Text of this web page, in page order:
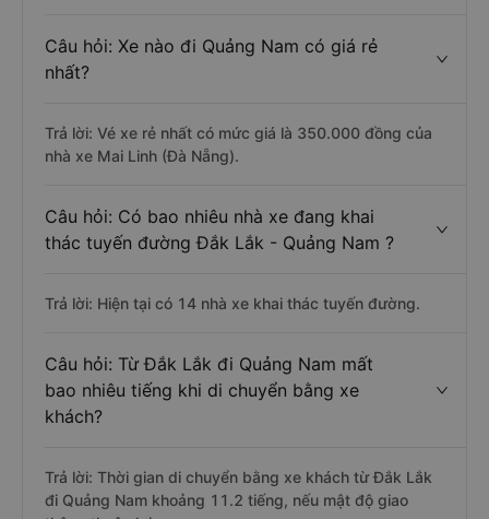
Câu hỏi: Xe nào đi Quảng Nam có giá rẻ
nhất?
Trả lời: Vé xe rẻ nhất có mức giá là 350.000 đồng của
nhà xe Mai Linh (Đà Nẵng).
Câu hỏi: Có bao nhiêu nhà xe đang khai
thác tuyến đường Đắk Lắk - Quảng Nam ?
Trả lời: Hiện tại có 14 nhà xe khai thác tuyến đường.
Câu hỏi: Từ Đắk Lắk đi Quảng Nam mất
bao nhiêu tiếng khi di chuyển bằng xe
khách?
Trả lời: Thời gian di chuyển bằng xe khách từ Đắk Lắk
đi Quảng Nam khoảng 11.2 tiếng, nếu mật độ giao